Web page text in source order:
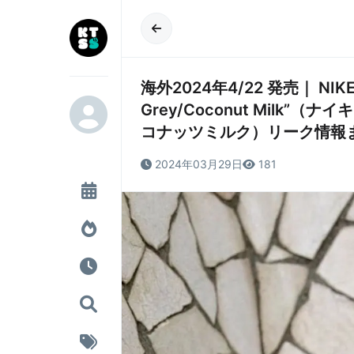
海外2024年4/22 発売｜
Grey/Coconut Milk”（ナイキ
コナッツミルク）リーク情報
2024年03月29日 181